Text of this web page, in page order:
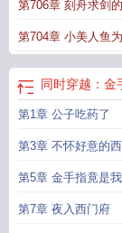
第706章 刻舟求剑
第704章 小美人鱼
人鱼
同时穿越：金
第1章 公子吃药了
第3章 不怀好意的
第5章 金手指竟是
第7章 夜入西门府